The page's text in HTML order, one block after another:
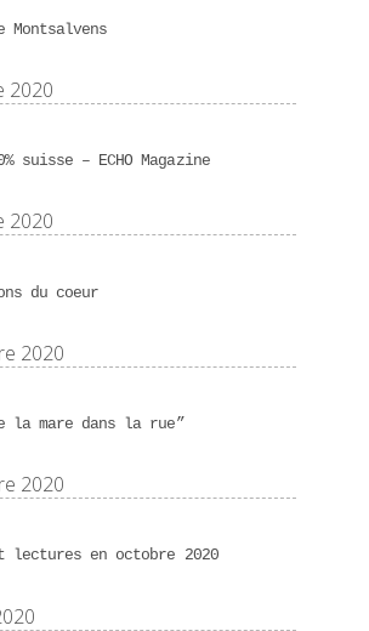
2020
suisse – ECHO Magazine
2020
du coeur
2020
la mare dans la rue”
2020
lectures en octobre 2020